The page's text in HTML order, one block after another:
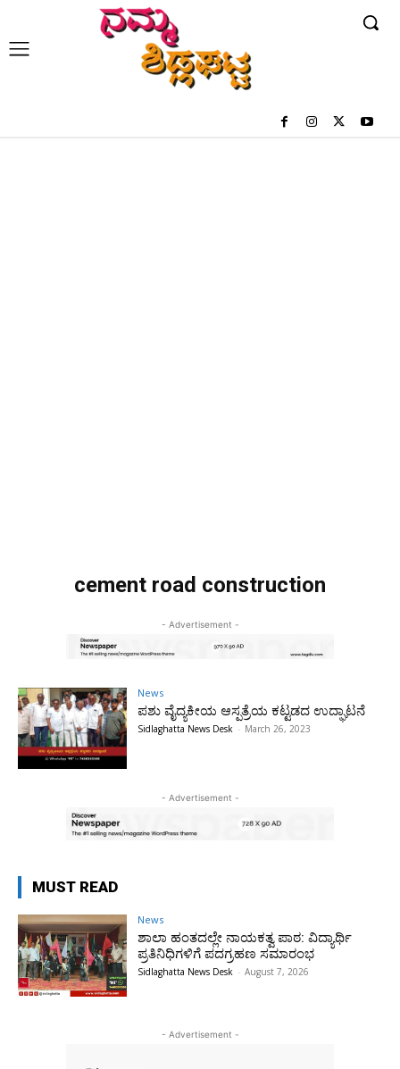
cement road construction
- Advertisement -
News
ಪಶು ವೈದ್ಯಕೀಯ ಆಸ್ಪತ್ರೆಯ ಕಟ್ಟಡದ ಉದ್ಘಾಟನೆ
Sidlaghatta News Desk - March 26, 2023
- Advertisement -
MUST READ
News
ಶಾಲಾ ಹಂತದಲ್ಲೇ ನಾಯಕತ್ವ ಪಾಠ: ವಿದ್ಯಾರ್ಥಿ
ಪ್ರತಿನಿಧಿಗಳಿಗೆ ಪದಗ್ರಹಣ ಸಮಾರಂಭ
Sidlaghatta News Desk - August 7, 2026
- Advertisement -